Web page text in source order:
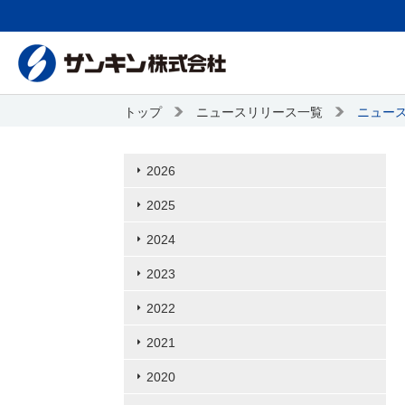
トップ ニュースリリース一覧 ニュー
2026
2025
2024
2023
2022
2021
2020